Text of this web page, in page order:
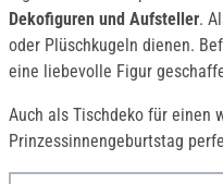
Dekofiguren und Aufsteller.
oder Plüschkugeln dienen.
eine liebevolle Figur
Auch als Tischdeko für einen
Prinzessinnengeburtstag